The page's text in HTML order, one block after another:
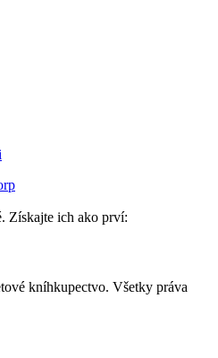
Získajte ich ako prví:
kníhkupectvo. Všetky práva